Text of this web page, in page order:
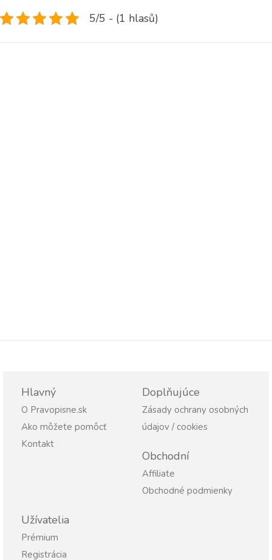
5/5 - (1 hlasů)
Hlavný
O Pravopisne.sk
Ako môžete pomôcť
Kontakt
Doplňujúce
Zásady ochrany osobných
údajov / cookies
Obchodní
Affiliate
Obchodné podmienky
Užívatelia
Prémium
Registrácia